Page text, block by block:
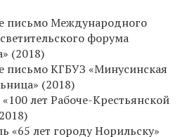
письмо Международного
форума
(2018)
письмо КГБУЗ «Минусинская
(2018)
лет Рабоче-Крестьянской
«65 лет городу Норильску»